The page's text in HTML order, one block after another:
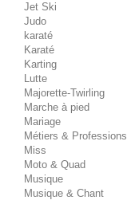
Jet Ski
Judo
karaté
Karaté
Karting
Lutte
Majorette-Twirling
Marche à pied
Mariage
Métiers & Professions
Miss
Moto & Quad
Musique
Musique & Chant